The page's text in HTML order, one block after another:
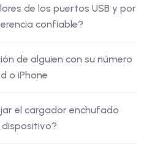
de los puertos USB y por
confiable?
de alguien con su número
o iPhone
el cargador enchufado